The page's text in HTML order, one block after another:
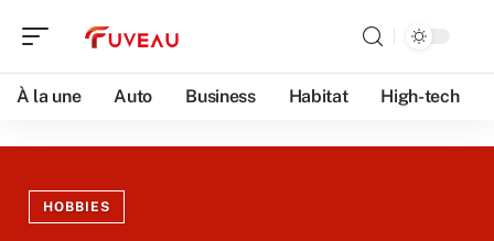
À la une Auto Business Habitat High-tech
HOBBIES